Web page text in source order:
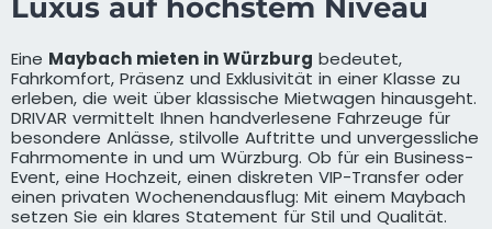
Luxus auf höchstem Niveau
Eine Maybach mieten in Würzburg bedeutet,
Fahrkomfort, Präsenz und Exklusivität in einer Klasse zu
erleben, die weit über klassische Mietwagen hinausgeht.
DRIVAR vermittelt Ihnen handverlesene Fahrzeuge für
besondere Anlässe, stilvolle Auftritte und unvergessliche
Fahrmomente in und um Würzburg. Ob für ein Business-
Event, eine Hochzeit, einen diskreten VIP-Transfer oder
einen privaten Wochenendausflug: Mit einem Maybach
setzen Sie ein klares Statement für Stil und Qualität.